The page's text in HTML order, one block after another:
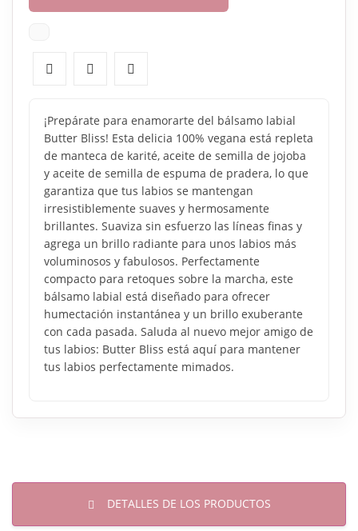
¡Prepárate para enamorarte del bálsamo labial
Butter Bliss! Esta delicia 100% vegana está repleta
de manteca de karité, aceite de semilla de jojoba
y aceite de semilla de espuma de pradera, lo que
garantiza que tus labios se mantengan
irresistiblemente suaves y hermosamente
brillantes. Suaviza sin esfuerzo las líneas finas y
agrega un brillo radiante para unos labios más
voluminosos y fabulosos. Perfectamente
compacto para retoques sobre la marcha, este
bálsamo labial está diseñado para ofrecer
humectación instantánea y un brillo exuberante
con cada pasada. Saluda al nuevo mejor amigo de
tus labios: Butter Bliss está aquí para mantener
tus labios perfectamente mimados.
DETALLES DE LOS PRODUCTOS